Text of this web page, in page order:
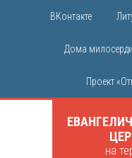
ВКонтакте
Дома
Проект
на